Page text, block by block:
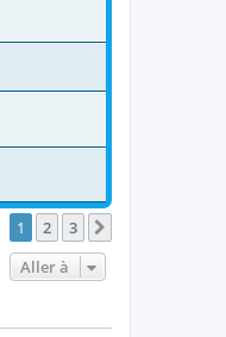
1 2 3
Aller à